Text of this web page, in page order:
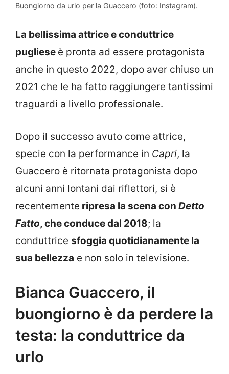
Buongiorno da urlo per la Guaccero (foto: Instagram).
La bellissima attrice e conduttrice
pugliese è pronta ad essere protagonista
anche in questo 2022, dopo aver chiuso un
2021 che le ha fatto raggiungere tantissimi
traguardi a livello professionale.
Dopo il successo avuto come attrice,
specie con la performance in Capri, la
Guaccero è ritornata protagonista dopo
alcuni anni lontani dai riflettori, si è
recentemente ripresa la scena con Detto
Fatto, che conduce dal 2018; la
conduttrice sfoggia quotidianamente la
sua bellezza e non solo in televisione.
Bianca Guaccero, il
buongiorno è da perdere la
testa: la conduttrice da
urlo